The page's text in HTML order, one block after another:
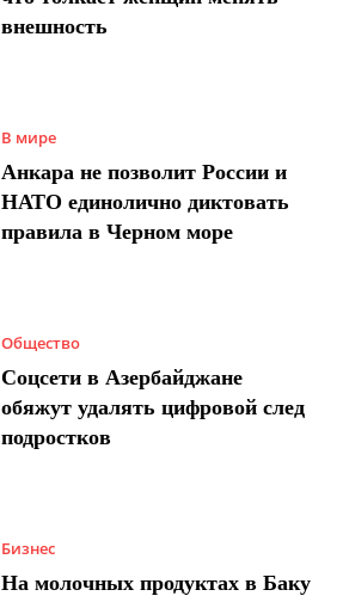
внешность
В мире
Анкара не позволит России и
НАТО единолично диктовать
правила в Черном море
Общество
Соцсети в Азербайджане
обяжут удалять цифровой след
подростков
Бизнес
На молочных продуктах в Баку